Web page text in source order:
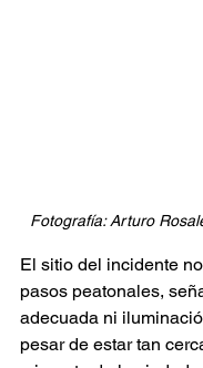
Fotografía: Arturo
El sitio del incidente
pasos peatonales,
adecuada ni
pesar de estar tan